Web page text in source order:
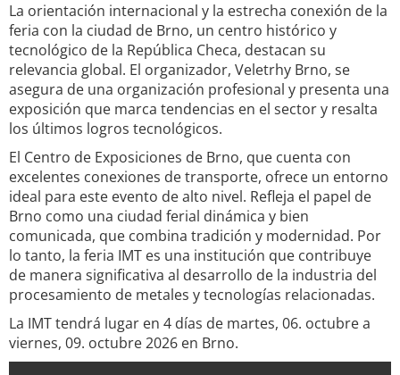
La orientación internacional y la estrecha conexión de la
feria con la ciudad de Brno, un centro histórico y
tecnológico de la República Checa, destacan su
relevancia global. El organizador, Veletrhy Brno, se
asegura de una organización profesional y presenta una
exposición que marca tendencias en el sector y resalta
los últimos logros tecnológicos.
El Centro de Exposiciones de Brno, que cuenta con
excelentes conexiones de transporte, ofrece un entorno
ideal para este evento de alto nivel. Refleja el papel de
Brno como una ciudad ferial dinámica y bien
comunicada, que combina tradición y modernidad. Por
lo tanto, la feria IMT es una institución que contribuye
de manera significativa al desarrollo de la industria del
procesamiento de metales y tecnologías relacionadas.
La IMT tendrá lugar en 4 días de martes, 06. octubre a
viernes, 09. octubre 2026 en Brno.